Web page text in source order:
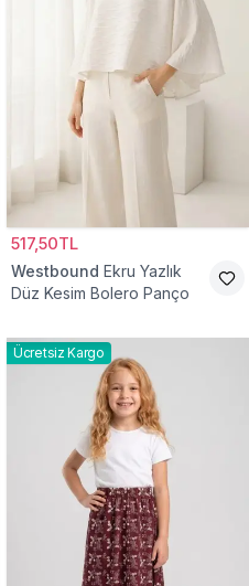
517,50TL
Westbound Ekru Yazlık
Düz Kesim Bolero Panço
Ücretsiz Kargo